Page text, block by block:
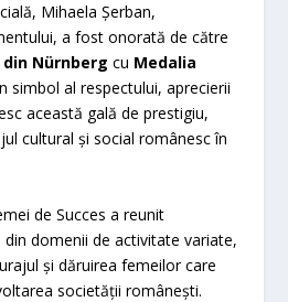
Mihaela Șerban,
a fost onorată de către
Nürnberg cu Medalia
simbol al respectului, aprecierii
această gală de prestigiu,
cultural și social românesc în
de Succes a reunit
domenii de activitate variate,
și dăruirea femeilor care
societății românești.